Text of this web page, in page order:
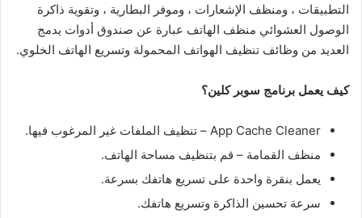
التطبيقات ، ومنظف الإشعارات ، وموفر البطارية ، وتقوية ذاكرة
الوصول العشوائي منظف ​​الهاتف عبارة عن صندوق أدوات يدمج
العديد من وظائف تنظيف الهواتف المحمولة وتسريع الهاتف الخلوي.
كيف يعمل برنامج سوبر كلين؟
App Cache Cleaner – تنظيف الملفات غير المرغوب فيها.
منظف القمامة – قم بتنظيف مساحة الهاتف.
يعمل بنقرة واحدة على تسريع هاتفك بسرعة.
سرعة تحسين الذاكرة وتسريع هاتفك.